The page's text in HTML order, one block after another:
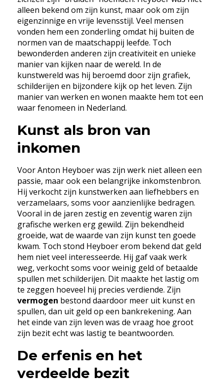
alleen bekend om zijn kunst, maar ook om zijn
eigenzinnige en vrije levensstijl. Veel mensen
vonden hem een zonderling omdat hij buiten de
normen van de maatschappij leefde. Toch
bewonderden anderen zijn creativiteit en unieke
manier van kijken naar de wereld. In de
kunstwereld was hij beroemd door zijn grafiek,
schilderijen en bijzondere kijk op het leven. Zijn
manier van werken en wonen maakte hem tot een
waar fenomeen in Nederland.
Kunst als bron van
inkomen
Voor Anton Heyboer was zijn werk niet alleen een
passie, maar ook een belangrijke inkomstenbron.
Hij verkocht zijn kunstwerken aan liefhebbers en
verzamelaars, soms voor aanzienlijke bedragen.
Vooral in de jaren zestig en zeventig waren zijn
grafische werken erg gewild. Zijn bekendheid
groeide, wat de waarde van zijn kunst ten goede
kwam. Toch stond Heyboer erom bekend dat geld
hem niet veel interesseerde. Hij gaf vaak werk
weg, verkocht soms voor weinig geld of betaalde
spullen met schilderijen. Dit maakte het lastig om
te zeggen hoeveel hij precies verdiende. Zijn
vermogen bestond daardoor meer uit kunst en
spullen, dan uit geld op een bankrekening. Aan
het einde van zijn leven was de vraag hoe groot
zijn bezit echt was lastig te beantwoorden.
De erfenis en het
verdeelde bezit